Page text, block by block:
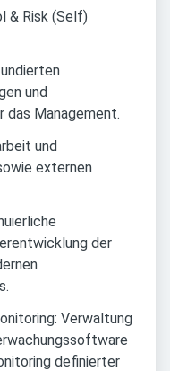
& Risk (Self)
und
das Management.
und
externen
der
Verwaltung
definierter